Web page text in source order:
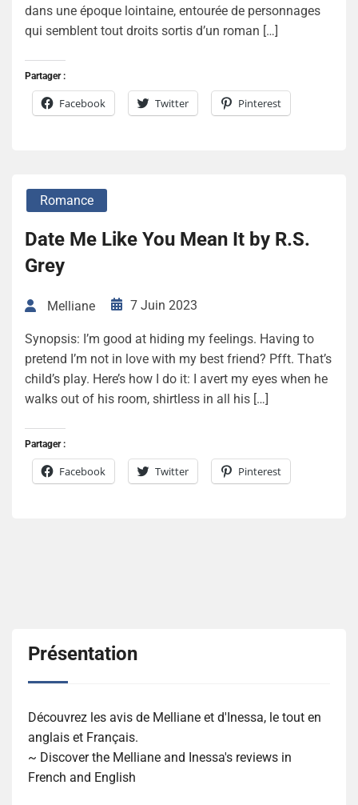
dans une époque lointaine, entourée de personnages
qui semblent tout droits sortis d’un roman […]
Partager :
Facebook Twitter Pinterest
Romance
Date Me Like You Mean It by R.S.
Grey
Melliane 7 Juin 2023
Synopsis: I’m good at hiding my feelings. Having to
pretend I’m not in love with my best friend? Pfft. That’s
child’s play. Here’s how I do it: I avert my eyes when he
walks out of his room, shirtless in all his […]
Partager :
Facebook Twitter Pinterest
Présentation
Découvrez les avis de Melliane et d'Inessa, le tout en
anglais et Français.
~ Discover the Melliane and Inessa's reviews in
French and English